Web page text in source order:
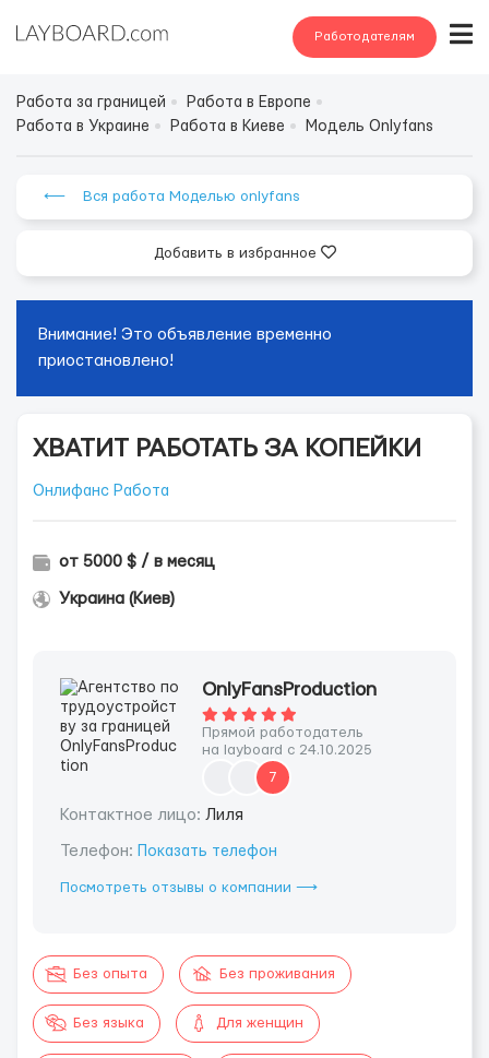
Работодателям
Работа за границей
Работа в Европе
Работа в Украине
Работа в Киеве Модель Onlyfans
⟵ Вся работа Моделью onlyfans
Добавить в избранное
Внимание! Это объявление временно
приостановлено!
ХВАТИТ РАБОТАТЬ ЗА КОПЕЙКИ
Онлифанс Работа
от 5000 $ / в месяц
Украина (Киев)
OnlyFansProduction
Прямой работодатель
на layboard с 24.10.2025
7
Контактное лицо: Лиля
Телефон: Показать телефон
Посмотреть отзывы о компании ⟶
Без опыта Без проживания
Без языка Для женщин